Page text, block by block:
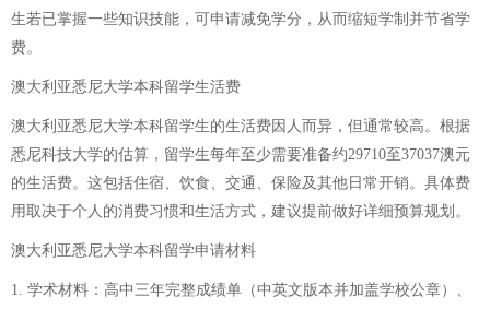
生若已掌握一些知识技能，可申请减免学分，从而缩短学制并节省学
费。
澳大利亚悉尼大学本科留学生活费
澳大利亚悉尼大学本科留学生的生活费因人而异，但通常较高。根据
悉尼科技大学的估算，留学生每年至少需要准备约29710至37037澳元
的生活费。这包括住宿、饮食、交通、保险及其他日常开销。具体费
用取决于个人的消费习惯和生活方式，建议提前做好详细预算规划。
澳大利亚悉尼大学本科留学申请材料
1. 学术材料：高中三年完整成绩单（中英文版本并加盖学校公章）、